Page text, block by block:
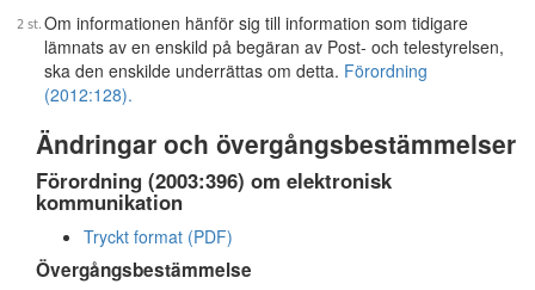
Om informationen hänför sig till information som tidigare
lämnats av en enskild på begäran av Post- och telestyrelsen,
ska den enskilde underrättas om detta. Förordning
(2012:128).
Ändringar och övergångsbestämmelser
Förordning (2003:396) om elektronisk
kommunikation
Tryckt format (PDF)
Övergångsbestämmelse